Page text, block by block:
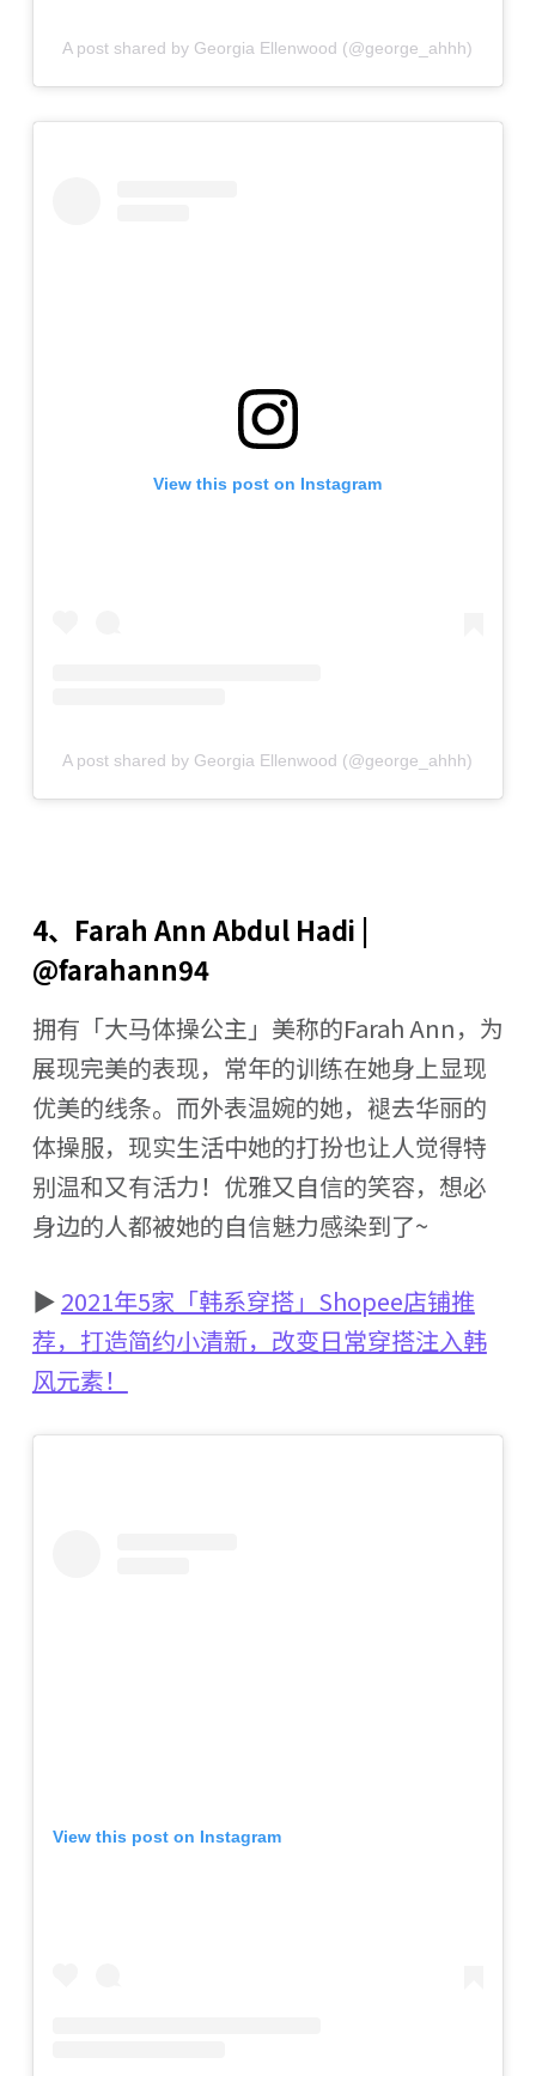
A post shared by Georgia Ellenwood (@george_ahhh)
View this post on Instagram
A post shared by Georgia Ellenwood (@george_ahhh)
4、Farah Ann Abdul Hadi |
@farahann94
拥有「大马体操公主」美称的Farah Ann，为
展现完美的表现，常年的训练在她身上显现
优美的线条。而外表温婉的她，褪去华丽的
体操服，现实生活中她的打扮也让人觉得特
别温和又有活力！优雅又自信的笑容，想必
身边的人都被她的自信魅力感染到了~
▶ 2021年5家「韩系穿搭」Shopee店铺推
荐，打造简约小清新，改变日常穿搭注入韩
风元素！
View this post on Instagram